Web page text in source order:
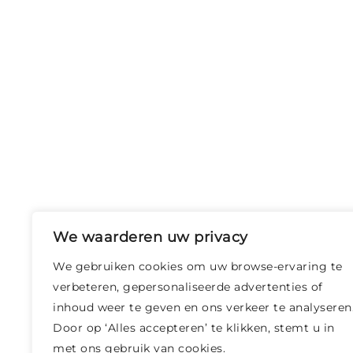
We waarderen uw privacy
We gebruiken cookies om uw browse-ervaring te
verbeteren, gepersonaliseerde advertenties of
inhoud weer te geven en ons verkeer te
Door op ‘Alles accepteren’ te klikken, stemt u in
met ons gebruik van cookies.